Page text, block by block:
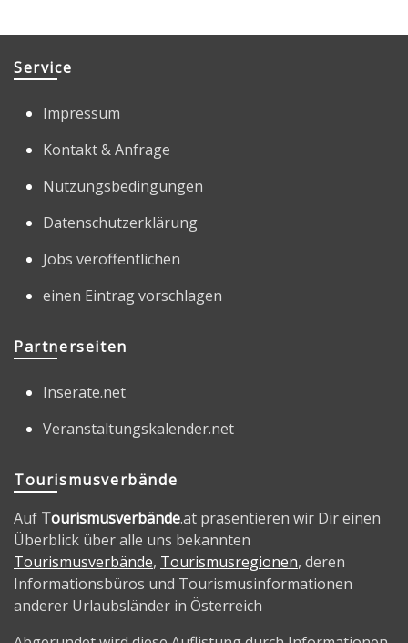
Service
Impressum
Kontakt & Anfrage
Nutzungsbedingungen
Datenschutzerklärung
Jobs veröffentlichen
einen Eintrag vorschlagen
Partnerseiten
Inserate.net
Veranstaltungskalender.net
Tourismusverbände
Auf Tourismusverbände.at präsentieren wir Dir einen
Überblick über alle uns bekannten
Tourismusverbände, Tourismusregionen, deren
Informationsbüros und Tourismusinformationen
anderer Urlaubsländer in Österreich